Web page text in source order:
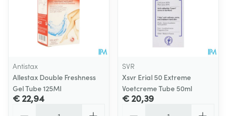
Antistax
Allestax Double Freshness
Gel Tube 125Ml
€ 22,94
SVR
Xsvr Erial 50 Extreme
Voetcreme Tube 50ml
€ 20,39